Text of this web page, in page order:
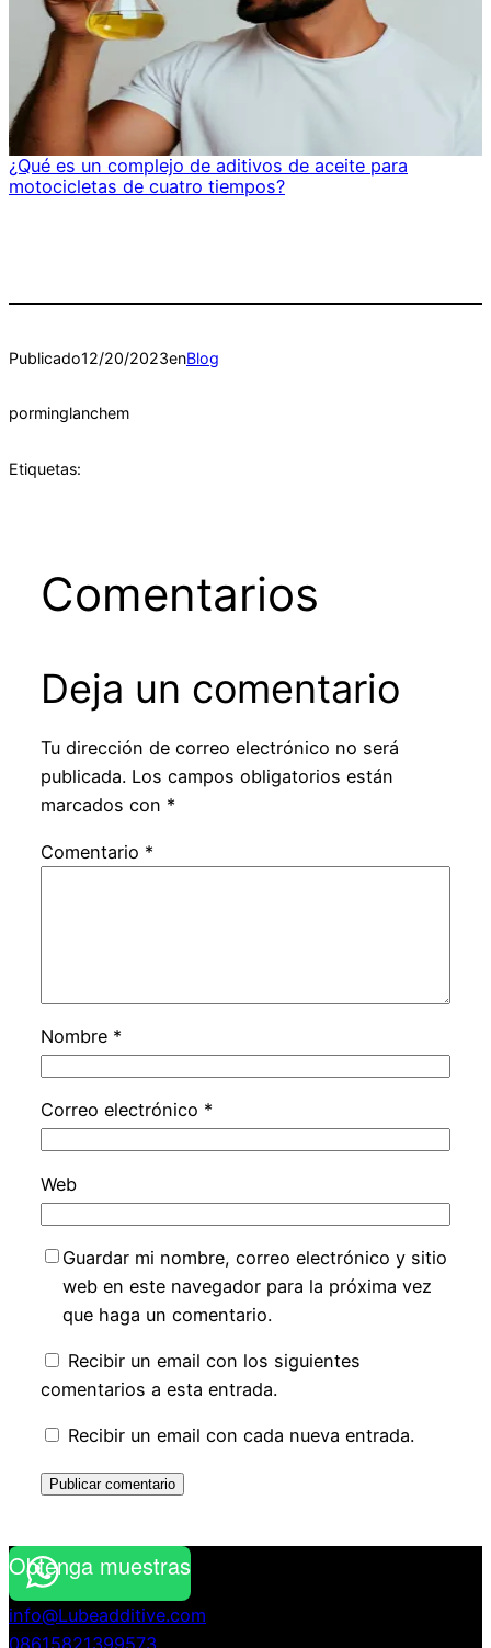
¿Qué es un complejo de aditivos de aceite para
motocicletas de cuatro tiempos?
Publicado12/20/2023enBlog
porminglanchem
Etiquetas:
Comentarios
Deja un comentario
Tu dirección de correo electrónico no será
publicada. Los campos obligatorios están
marcados con *
Comentario *
Nombre *
Correo electrónico *
Web
Guardar mi nombre, correo electrónico y sitio
web en este navegador para la próxima vez
que haga un comentario.
Recibir un email con los siguientes
comentarios a esta entrada.
Recibir un email con cada nueva entrada.
Obtenga muestras
info@Lubeadditive.com
08615821399573